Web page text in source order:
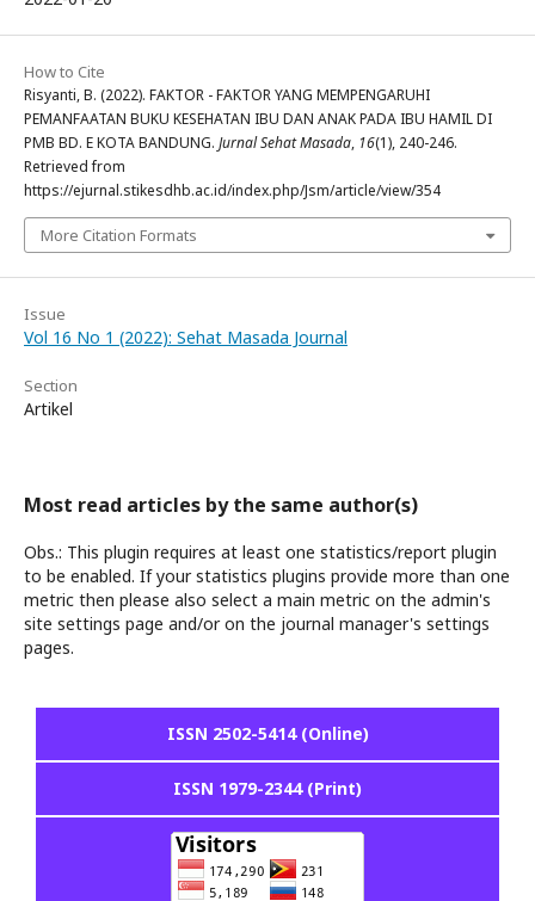
How to Cite
Risyanti, B. (2022). FAKTOR - FAKTOR YANG MEMPENGARUHI
PEMANFAATAN BUKU KESEHATAN IBU DAN ANAK PADA IBU HAMIL DI
PMB BD. E KOTA BANDUNG. Jurnal Sehat Masada, 16(1), 240-246.
Retrieved from
https://ejurnal.stikesdhb.ac.id/index.php/Jsm/article/view/354
More Citation Formats
Issue
Vol 16 No 1 (2022): Sehat Masada Journal
Section
Artikel
Most read articles by the same author(s)
Obs.: This plugin requires at least one statistics/report plugin
to be enabled. If your statistics plugins provide more than one
metric then please also select a main metric on the admin's
site settings page and/or on the journal manager's settings
pages.
ISSN 2502-5414 (Online)
ISSN 1979-2344 (Print)